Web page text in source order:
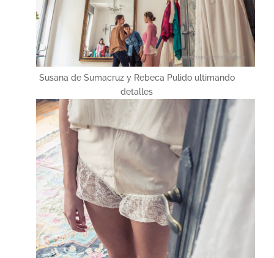
Susana de Sumacruz y Rebeca Pulido ultimando
detalles